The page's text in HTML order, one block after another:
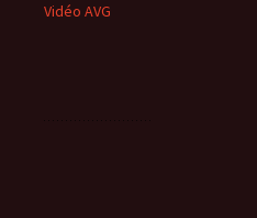
Vidéo AVG